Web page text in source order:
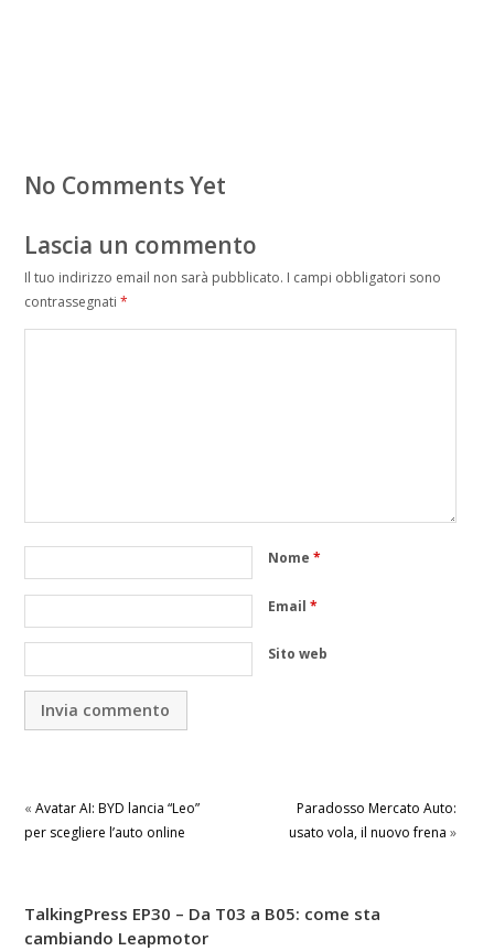
No Comments Yet
Lascia un commento
Il tuo indirizzo email non sarà pubblicato. I campi obbligatori sono
contrassegnati *
Nome *
Email *
Sito web
« Avatar AI: BYD lancia “Leo”
per scegliere l’auto online
Paradosso Mercato Auto:
usato vola, il nuovo frena »
TalkingPress EP30 – Da T03 a B05: come sta
cambiando Leapmotor